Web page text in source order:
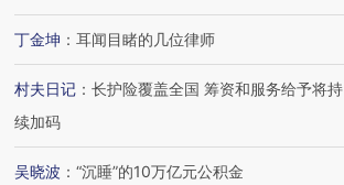
丁金坤 ： 耳闻目睹的几位律师
村夫日记 ： 长护险覆盖全国 筹资和服务给予将持
续加码
吴晓波 ： “沉睡”的10万亿元公积金